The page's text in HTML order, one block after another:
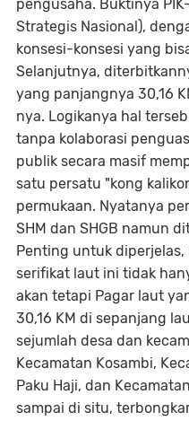
pengusaha. Buktinya
Strategis Nasional),
konsesi-konsesi yang
Selanjutnya,
yang panjangnya 30,16
nya. Logikanya hal
tanpa kolaborasi
publik secara masif
satu persatu "kong
permukaan. Nyatanya
SHM dan SHGB namun
Penting untuk
serifikat laut ini tidak
akan tetapi Pagar laut
30,16 KM di sepanjang
sejumlah desa dan
Kecamatan Kosambi,
Paku Haji, dan
sampai di situ,